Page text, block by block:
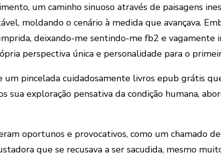
um caminho sinuoso através de paisagens
moldando o cenário à medida que avançava.
deixando-me sentindo-me fb2 e
perspectiva única e personalidade para o
um pincelada cuidadosamente livros epub grátis
sua exploração pensativa da condição humana,
oportunos e provocativos, como um chamado
que se recusava a ser sacudida, mesmo